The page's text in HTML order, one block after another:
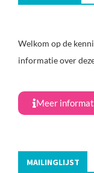
Welkom op de
informatie over
Meer
MAILINGLIJST